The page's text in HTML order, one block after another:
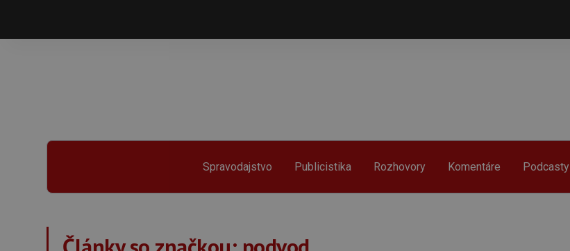
Spravodajstvo Publicistika Rozhovory Komentáre Podcasty